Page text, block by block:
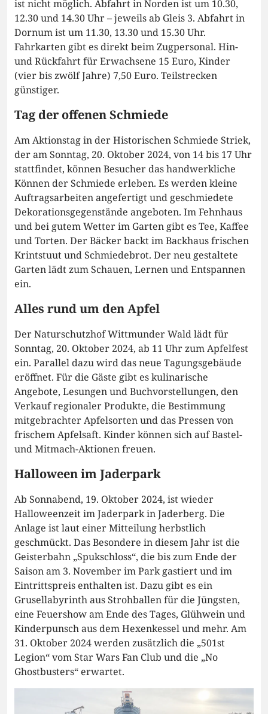
ist nicht möglich. Abfahrt in Norden ist um 10.30,
12.30 und 14.30 Uhr – jeweils ab Gleis 3. Abfahrt in
Dornum ist um 11.30, 13.30 und 15.30 Uhr.
Fahrkarten gibt es direkt beim Zugpersonal. Hin-
und Rückfahrt für Erwachsene 15 Euro, Kinder
(vier bis zwölf Jahre) 7,50 Euro. Teilstrecken
günstiger.
Tag der offenen Schmiede
Am Aktionstag in der Historischen Schmiede Striek,
der am Sonntag, 20. Oktober 2024, von 14 bis 17 Uhr
stattfindet, können Besucher das handwerkliche
Können der Schmiede erleben. Es werden kleine
Auftragsarbeiten angefertigt und geschmiedete
Dekorationsgegenstände angeboten. Im Fehnhaus
und bei gutem Wetter im Garten gibt es Tee, Kaffee
und Torten. Der Bäcker backt im Backhaus frischen
Krintstuut und Schmiedebrot. Der neu gestaltete
Garten lädt zum Schauen, Lernen und Entspannen
ein.
Alles rund um den Apfel
Der Naturschutzhof Wittmunder Wald lädt für
Sonntag, 20. Oktober 2024, ab 11 Uhr zum Apfelfest
ein. Parallel dazu wird das neue Tagungsgebäude
eröffnet. Für die Gäste gibt es kulinarische
Angebote, Lesungen und Buchvorstellungen, den
Verkauf regionaler Produkte, die Bestimmung
mitgebrachter Apfelsorten und das Pressen von
frischem Apfelsaft. Kinder können sich auf Bastel-
und Mitmach-Aktionen freuen.
Halloween im Jaderpark
Ab Sonnabend, 19. Oktober 2024, ist wieder
Halloweenzeit im Jaderpark in Jaderberg. Die
Anlage ist laut einer Mitteilung herbstlich
geschmückt. Das Besondere in diesem Jahr ist die
Geisterbahn „Spukschloss“, die bis zum Ende der
Saison am 3. November im Park gastiert und im
Eintrittspreis enthalten ist. Dazu gibt es ein
Grusellabyrinth aus Strohballen für die Jüngsten,
eine Feuershow am Ende des Tages, Glühwein und
Kinderpunsch aus dem Hexenkessel und mehr. Am
31. Oktober 2024 werden zusätzlich die „501st
Legion“ vom Star Wars Fan Club und die „No
Ghostbusters“ erwartet.